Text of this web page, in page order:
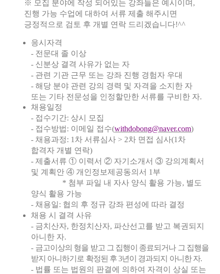
※ 모집 분야에 작성 되어있는 강좌들은 예시이며 ,
진행 가능 수업에 대하여 서류 제출 해주시면
긍정적으로 검토 후 개별 연락 드리겠습니다!^^
응시자격
- 전문대 졸 이상
- 신분상 결격 사유가 없는 자
- 관련 기관 근무 또는 강좌 진행 경험자 우대
- 해당 분야 관련 강의 경력 및 자격을 소지한 자
또는 기타 전문성을 인정할만한 서류를 구비한 자.
채용일정
- 접수기간: 상시 모집
- 접수방법: 이메일 접수(withdobong@naver.com)
- 채용과정: 1 차 서류심사 > 2차 면접 심사(1 차
합격자 개별 연락)
- 제출서류 ① 이력서 ② 자기소개서 ③ 강의계획서
및 계획안 ④ 개인정보제공동의서 1 부
* 첨부 파일 내 자사 양식 활용 가능, 별도
양식 활용 가능
- 채용일: 협의 후 정규 강좌 편성에 따라 결정
채용 시 결격 사유
- 금치산자, 한정치산자, 파산선고를 받고 복권되지
아니한 자.
- 금고이상의 형을 받고 그 집행이 종료되거나 그 집행을
받지 아니하기로 확정된 후3년이 경과되지 아니한 자.
- 법률 또는 법원의 판결에 의하여 자격이 상실 또는